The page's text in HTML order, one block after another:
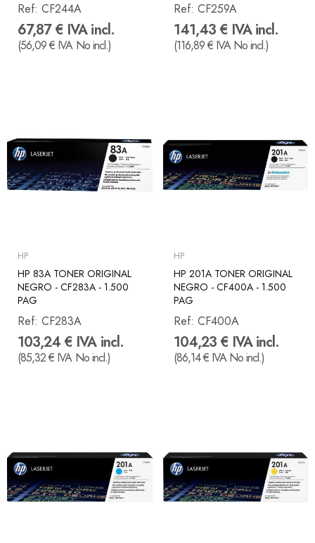
Ref: CF244A
67,87 € IVA incl.
(56,09 € IVA No incl.)
Ref: CF259A
141,43 € IVA incl.
(116,89 € IVA No incl.)
HP
HP 83A TONER ORIGINAL
NEGRO - CF283A - 1.500
PAG
Ref: CF283A
103,24 € IVA incl.
(85,32 € IVA No incl.)
HP
HP 201A TONER ORIGINAL
NEGRO - CF400A - 1.500
PAG
Ref: CF400A
104,23 € IVA incl.
(86,14 € IVA No incl.)